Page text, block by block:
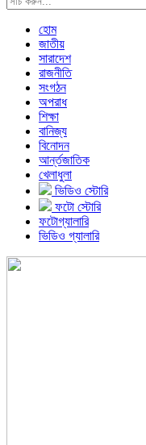
হোম
জাতীয়
সারাদেশ
রাজনীতি
সংগঠন
অপরাধ
শিক্ষা
বানিজ্য
বিনোদন
আর্ন্তজাতিক
খেলাধুলা
ভিডিও স্টোরি
ফটো স্টোরি
ফটোগ্যালারি
ভিডিও গ্যালারি